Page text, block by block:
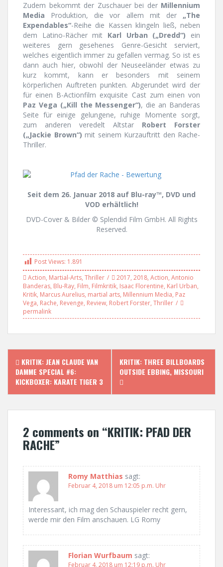
Zudem bekommt der Zuschauer bei der Millennium
Media Produktion, die vor allem mit der „The
Expendables“-Reihe die Kassen klingeln ließ, neben
dem Latino-Rächer mit Karl Urban („Dredd“) ein
weiteres gern gesehenes Genre-Gesicht serviert,
welches eigentlich immer zu gefallen vermag. So ist es
dann auch hier, obwohl der Neuseeländer etwas zu
kurz kommt, kann er besonders mit seinem
körperlichen Auftreten punkten. Abgerundet wird der
für einen B-Actionfilm exquisite Cast zum einen von
Paz Vega („Kill the Messenger“), die an Banderas
Seite für einige gelungene, ruhige Momente sorgt,
zum anderen veredelt Altstar Robert Forster
(„Jackie Brown“) mit seinem Kurzauftritt den Rache-
Thriller.
Seit dem 26. Januar 2018 auf Blu-ray™, DVD und
VOD erhältlich!
DVD-Cover & Bilder © Splendid Film GmbH. All Rights
Reserved.
Post Views: 1.891
Action, Martial-Arts, Thriller 2017, 2018, Action, Antonio
Banderas, Blu-Ray, Film, Filmkritik, Isaac Florentine, Karl Urban,
Kritik, Marcus Aurelius, martial arts, Millennium Media, Paz
Vega, Rache, Revenge, Review, Robert Forster, Thriller
permalink
P
o
s
KRITIK: JEAN CLAUDE VAN
DAMME SPECIAL #6:
KICKBOXER: KARATE TIGER 3
KRITIK: THREE BILLBOARDS
OUTSIDE EBBING, MISSOURI
2 comments on “KRITIK: PFAD DER
RACHE”
Romy Matthias sagt:
Februar 4, 2018 um 12:05 p.m. Uhr
Interessant, ich mag den Schauspieler recht gern,
werde mir den Film anschauen. LG Romy
Florian Wurfbaum sagt:
Februar 4, 2018 um 12:19 p.m. Uhr